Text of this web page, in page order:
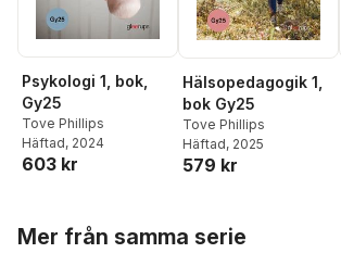
Psykologi 1, bok,
Gy25
Tove Phillips
Häftad, 2024
603 kr
Hälsopedagogik 1,
bok Gy25
Tove Phillips
Häftad, 2025
579 kr
Mer från samma serie